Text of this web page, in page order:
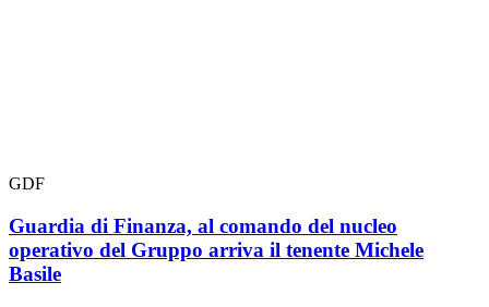
GDF
Guardia di Finanza, al comando del nucleo
operativo del Gruppo arriva il tenente Michele
Basile